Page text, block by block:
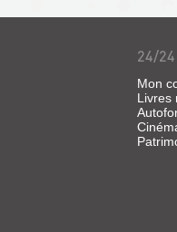
24/24
Mon
Livres